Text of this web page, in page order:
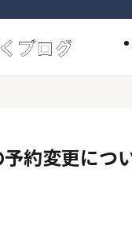
約変更につ